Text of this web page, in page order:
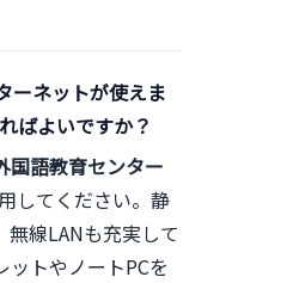
ーネットが使えま
ばよいですか？
国語教育センター
してください。静
無線LANも充実して
ットやノートPCを